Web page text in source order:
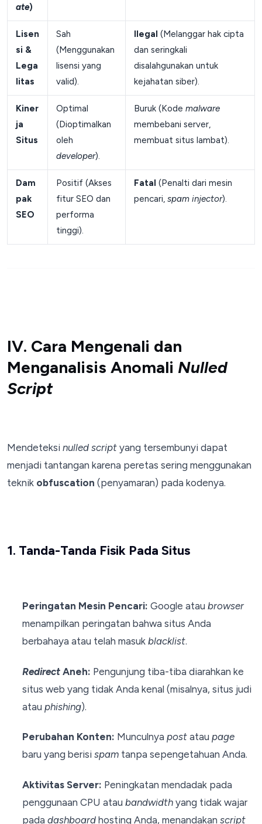
ate)
Lisen
si &
Lega
litas
Sah
(Menggunakan
lisensi yang
valid).
Ilegal (Melanggar hak cipta
dan seringkali
disalahgunakan untuk
kejahatan siber).
Kiner
ja
Situs
Optimal
(Dioptimalkan
oleh
developer).
Buruk (Kode malware
membebani server,
membuat situs lambat).
Dam
pak
SEO
Positif (Akses
fitur SEO dan
performa
tinggi).
Fatal (Penalti dari mesin
pencari, spam injector).
IV. Cara Mengenali dan
Menganalisis Anomali Nulled
Script
Mendeteksi nulled script yang tersembunyi dapat
menjadi tantangan karena peretas sering menggunakan
teknik obfuscation (penyamaran) pada kodenya.
1. Tanda-Tanda Fisik Pada Situs
Peringatan Mesin Pencari: Google atau browser
menampilkan peringatan bahwa situs Anda
berbahaya atau telah masuk blacklist.
RedirectAneh: Pengunjung tiba-tiba diarahkan ke
situs web yang tidak Anda kenal (misalnya, situs judi
atau phishing).
Perubahan Konten: Munculnya postatau page
baru yang berisi spamtanpa sepengetahuan Anda.
Aktivitas Server: Peningkatan mendadak pada
penggunaan CPU atau bandwidthyang tidak wajar
pada dashboardhosting Anda, menandakan script